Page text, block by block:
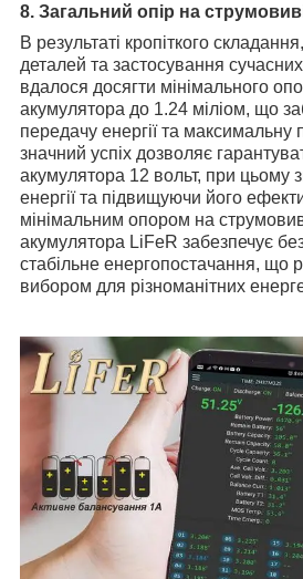
8. Загальний опір на
В результаті кропіткого
деталей та застосування
вдалося досягти мінімального
акумулятора до 1.24 міліом, що
передачу енергії та максимальну
значний успіх дозволяє
акумулятора 12 вольт, при цьому
енергії та підвищуючи його
мінімальним опором на
акумулятора LiFeR забезпечує
стабільне енергопостачання, що
вибором для різноманітних